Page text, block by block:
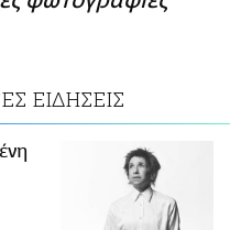
ΕΙΔΗΣΕΙΣ